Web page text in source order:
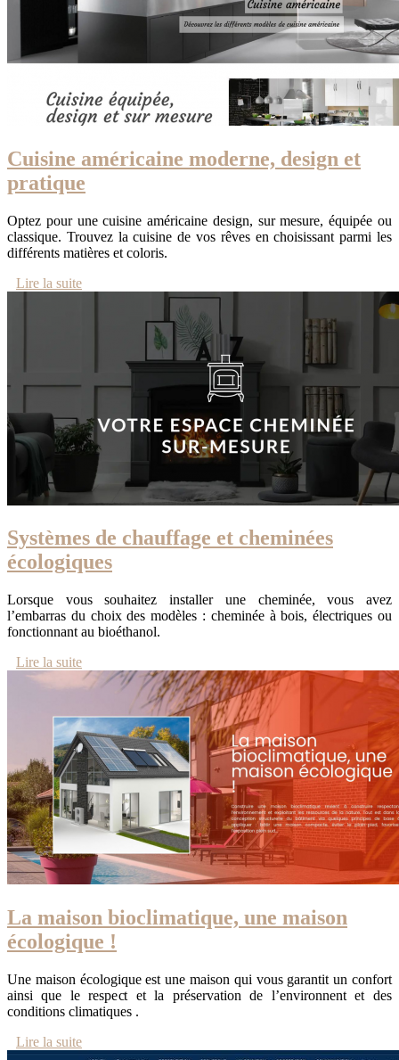
Cuisine américaine moderne, design et
pratique
Optez pour une cuisine américaine design, sur mesure, équipée ou
classique. Trouvez la cuisine de vos rêves en choisissant parmi les
différents matières et coloris.
Lire la suite
Systèmes de chauffage et cheminées
écologiques
Lorsque vous souhaitez installer une cheminée, vous avez
l’embarras du choix des modèles : cheminée à bois, électriques ou
fonctionnant au bioéthanol.
Lire la suite
La maison bioclimatique, une maison
écologique !
Une maison écologique est une maison qui vous garantit un confort
ainsi que le respect et la préservation de l’environnent et des
conditions climatiques .
Lire la suite